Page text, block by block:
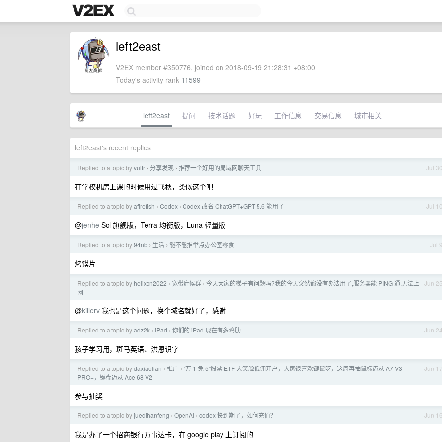
left2east
V2EX member #350776, joined on 2018-09-19 21:28:31 +08:00
Today's activity rank 11599
left2east 提问 技术话题 好玩 工作信息 交易信息 城市相关
left2east's recent replies
Jul 30
Replied to a topic byvultr › 分享发现 › 推荐一个好用的局域网聊天工具
在学校机房上课的时候用过飞秋，类似这个吧
Jul 10
Replied to a topic byafirefish › Codex › Codex 改名 ChatGPT+GPT 5.6 能用了
@jenhe Sol 旗舰版，Terra 均衡版，Luna 轻量版
Jul 9
Replied to a topic by94nb › 生活 › 能不能推举点办公室零食
烤馍片
Jun 25
Replied to a topic by helixcn2022 › 宽带症候群 › 今天大家的梯子有问题吗?我的今天突然都没有办法用了,服务器能 PING 通,无法上
网
@killerv 我也是这个问题，换个域名就好了，感谢
Jun 24
Replied to a topic byadz2k › iPad › 你们的 iPad 现在有多鸡肋
孩子学习用，斑马英语、洪恩识字
Jun 17
Replied to a topic bydaxiaolian › 推广 › “万 1 免 5”股票 ETF 大笑脸低佣开户，大家很喜欢键鼠呀，这周再抽鼠标迈从 A7 V3
PRO+，键盘迈从 Ace 68 V2
参与抽奖
Jun 16
Replied to a topic byjuedihanfeng › OpenAI › codex 快到期了，如何充值？
我是办了一个招商银行万事达卡，在 google play 上订阅的